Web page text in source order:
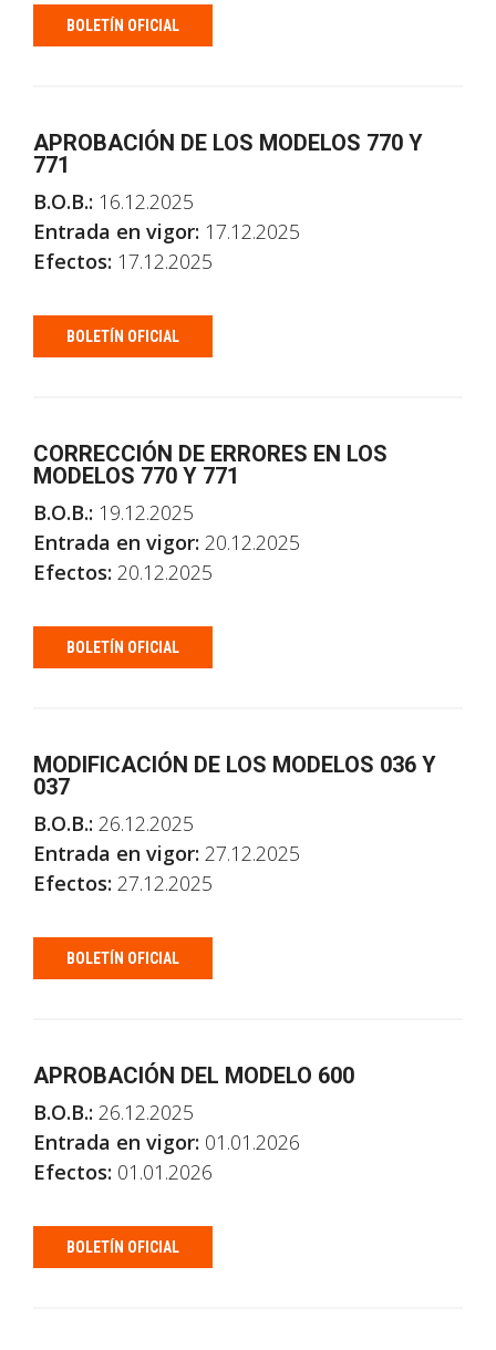
BOLETÍN OFICIAL
APROBACIÓN DE LOS MODELOS 770 Y
771
B.O.B.: 16.12.2025
Entrada en vigor: 17.12.2025
Efectos: 17.12.2025
BOLETÍN OFICIAL
CORRECCIÓN DE ERRORES EN LOS
MODELOS 770 Y 771
B.O.B.: 19.12.2025
Entrada en vigor: 20.12.2025
Efectos: 20.12.2025
BOLETÍN OFICIAL
MODIFICACIÓN DE LOS MODELOS 036 Y
037
B.O.B.: 26.12.2025
Entrada en vigor: 27.12.2025
Efectos: 27.12.2025
BOLETÍN OFICIAL
APROBACIÓN DEL MODELO 600
B.O.B.: 26.12.2025
Entrada en vigor: 01.01.2026
Efectos: 01.01.2026
BOLETÍN OFICIAL